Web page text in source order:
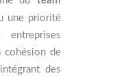
une priorité
entreprises
cohésion de
des